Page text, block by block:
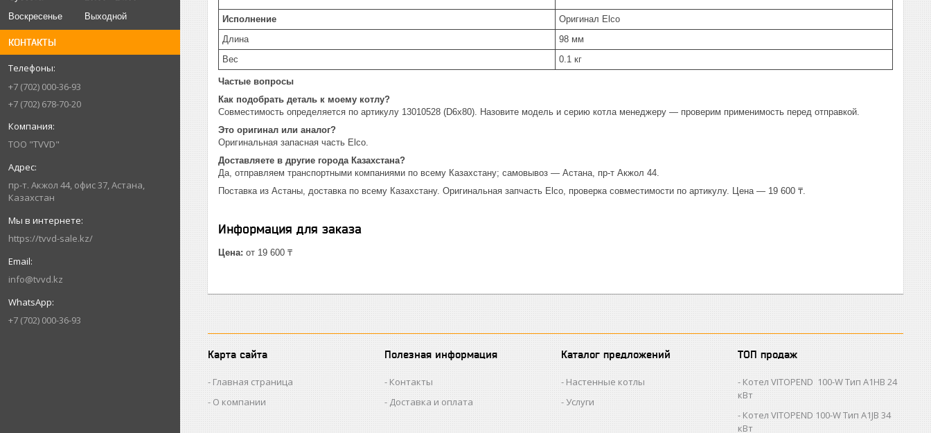
Воскресенье
Выходной
КОНТАКТЫ
+7 (702) 000-36-93
+7 (702) 678-70-20
ТОО "TVVD"
пр-т. Акжол 44, офис 37, Астана,
Казахстан
https://tvvd-sale.kz/
info@tvvd.kz
+7 (702) 000-36-93
Исполнение
Оригинал Elco
Длина
98 мм
Вес
0.1 кг
Частые вопросы
Как подобрать деталь к моему котлу?
Совместимость определяется по артикулу 13010528 (D6x80). Назовите модель и серию котла менеджеру — проверим применимость перед отправкой.
Это оригинал или аналог?
Оригинальная запасная часть Elco.
Доставляете в другие города Казахстана?
Да, отправляем транспортными компаниями по всему Казахстану; самовывоз — Астана, пр-т Акжол 44.
Поставка из Астаны, доставка по всему Казахстану. Оригинальная запчасть Elco, проверка совместимости по артикулу. Цена — 19 600 ₸.
Информация для заказа
Цена: от 19 600 ₸
Карта сайта
Главная страница
О компании
Полезная информация
Контакты
Доставка и оплата
Каталог предложений
Настенные котлы
Услуги
ТОП продаж
Котел VITOPEND 100-W Тип A1HB 24
кВт
Котел VITOPEND 100-W Тип A1JB 34
кВт